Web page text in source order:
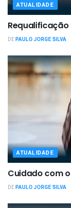
ATUALIDADE
DEPAULO JORGE SILVA
ATUALIDADE
Cuidado com
DEPAULO JORGE SILVA